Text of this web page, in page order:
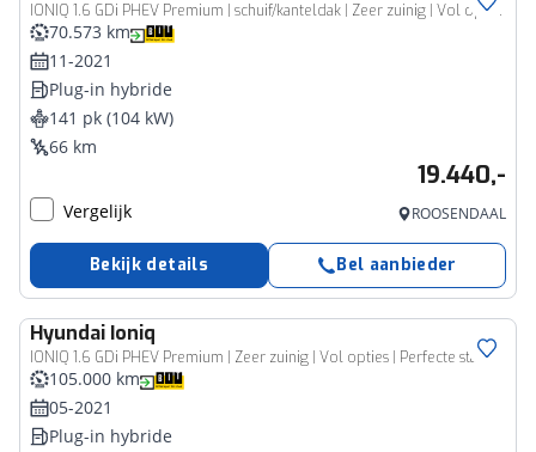
IONIQ 1.6 GDi PHEV Premium | schuif/kanteldak | Zeer zuinig | Vol opties |
70.573 km
11-2021
Plug-in hybride
141 pk (104 kW)
66 km
19.440,-
Vergelijk ROOSENDAAL
Bekijk details Bel aanbieder
Hyundai Ioniq
IONIQ 1.6 GDi PHEV Premium | Zeer zuinig | Vol opties | Perfecte staat |
105.000 km
05-2021
Plug-in hybride